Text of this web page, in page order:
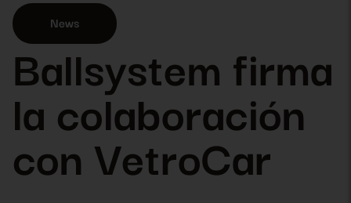
News
Ballsystem firma
la colaboración
con VetroCar